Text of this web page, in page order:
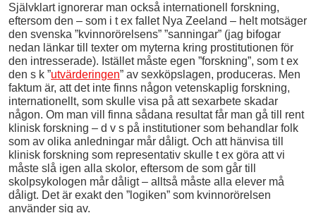
Självklart ignorerar man också internationell forskning,
eftersom den – som i t ex fallet Nya Zeeland – helt motsäger
den svenska ”kvinnorörelsens” ”sanningar” (jag bifogar
nedan länkar till texter om myterna kring prostitutionen för
den intresserade). Istället måste egen ”forskning”, som t ex
den s k ”utvärderingen” av sexköpslagen, produceras. Men
faktum är, att det inte finns någon vetenskaplig forskning,
internationellt, som skulle visa på att sexarbete skadar
någon. Om man vill finna sådana resultat får man gå till rent
klinisk forskning – d v s på institutioner som behandlar folk
som av olika anledningar mår dåligt. Och att hänvisa till
klinisk forskning som representativ skulle t ex göra att vi
måste slå igen alla skolor, eftersom de som går till
skolpsykologen mår dåligt – alltså måste alla elever må
dåligt. Det är exakt den ”logiken” som kvinnorörelsen
använder sig av.